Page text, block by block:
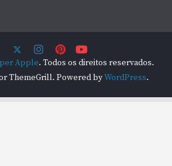
Apple. Todos os direitos reservados.
ThemeGrill. Powered byWordPress.